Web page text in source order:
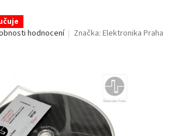
hodnocení Značka:Elektronika Praha